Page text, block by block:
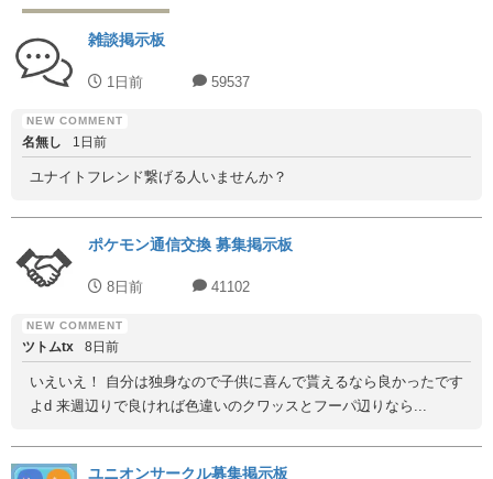
雑談掲示板
1日前 59537
名無し 1日前
ユナイトフレンド繋げる人いませんか？
ポケモン通信交換 募集掲示板
8日前 41102
ツトムtx 8日前
いえいえ！ 自分は独身なので子供に喜んで貰えるなら良かったです
よd 来週辺りで良ければ色違いのクワッスとフーパ辺りなら...
ユニオンサークル募集掲示板